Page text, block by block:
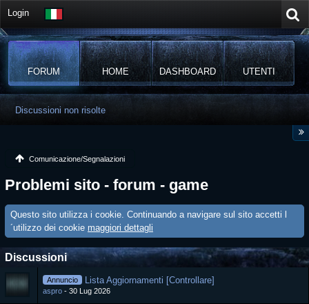
Login
FORUM HOME DASHBOARD UTENTI
Discussioni non risolte
Comunicazione/Segnalazioni
Problemi sito - forum - game
Questo sito utilizza i cookie. Continuando a navigare sul sito accetti l
´utilizzo dei cookie maggiori dettagli
Discussioni
Annuncio Lista Aggiornamenti [Controllare]
aspro 30 Lug 2026